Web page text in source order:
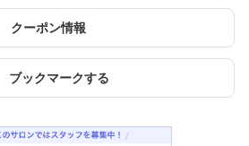
クーポン情報
ブックマークする